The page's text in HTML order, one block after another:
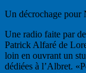
Un décrochage pour
Une radio faite par
Patrick Alfaré de
loin en ouvrant un
dédiées à l’Albret.